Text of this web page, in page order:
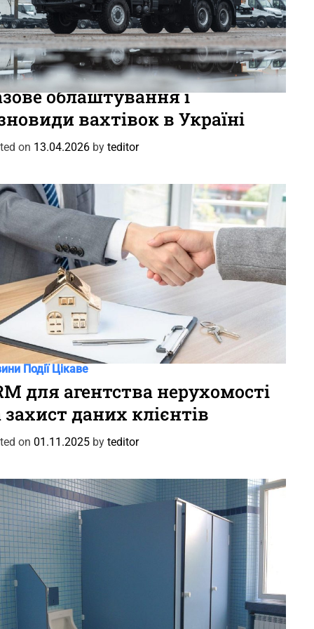
Цікаве
облаштування і
вахтівок в Україні
on 13.04.2026 by teditor
Події Цікаве
для агентства нерухомості
захист даних клієнтів
on 01.11.2025 by teditor